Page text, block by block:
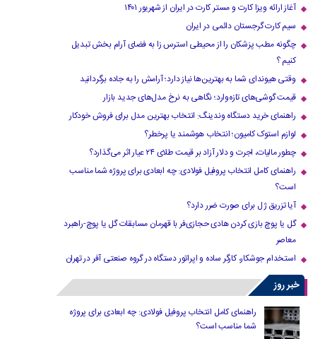
آغاز ارائه ویزا کارت و مستر کارت در ایران از شهریور ۱۴۰۱
سیم کارت گرجستان دائمی در ایران
چگونه مطب پزشکان را از محیطی استرس زا به فضای آرام بخش تبدیل
کنیم ؟
وقتی هیوندای شما به بهترین‌ها نیاز دارد؛ آرامش را به جاده برگردانید
قیمت گوشی‌های تازه‌وارد؛ نگاهی به نرخ مدل‌های جدید بازار
راهنمای خرید دستگاه وندینگ: انتخاب بهترین مدل برای فروش خودکار
لوازم استوک کامیون؛ انتخاب هوشمند یا پرخطر؟
چطور مالیات، اجرت و دلار آزاد بر قیمت طلای ۲۴ عیار اثر می‌گذارد؟
راهنمای کامل انتخاب پروفیل فولادی: چه ابعادی برای پروژه شما مناسب
است؟
آیا تزریق ژل برای صورت ضرر دارد​؟
گل یا پوچ بازی کردن هادی حجازی‌فر با قهرمان مسابقات گل یا پوچ-راهبرد
معاصر
استخدام جوشکار، کارگر ساده و اپراتور دستگاه در گروه صنعتی آفر در تهران
خبر روز
راهنمای کامل انتخاب پروفیل فولادی: چه ابعادی برای پروژه
شما مناسب است؟